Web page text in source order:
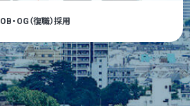
OB・OG（復職）採用